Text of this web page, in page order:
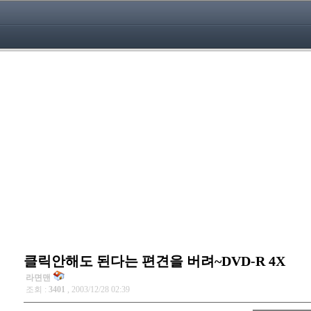
클릭안해도 된다는 편견을 버려~DVD-R 4X
라면맨
조회 : 3401 , 2003/12/28 02:39